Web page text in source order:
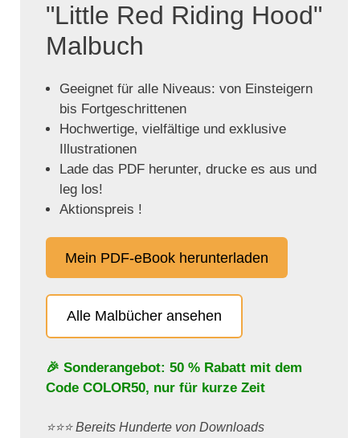
"Little Red Riding Hood"
Malbuch
Geeignet für alle Niveaus: von Einsteigern
bis Fortgeschrittenen
Hochwertige, vielfältige und exklusive
Illustrationen
Lade das PDF herunter, drucke es aus und
leg los!
Aktionspreis !
Mein PDF-eBook herunterladen
Alle Malbücher ansehen
🎉 Sonderangebot: 50 % Rabatt mit dem
Code COLOR50, nur für kurze Zeit
⭐️⭐️⭐️ Bereits Hunderte von Downloads